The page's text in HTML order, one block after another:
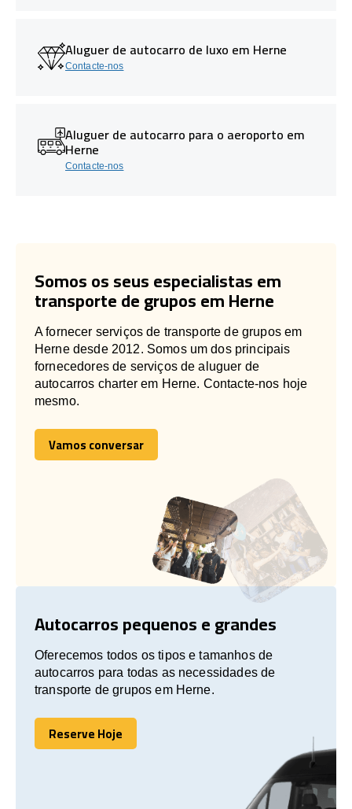
Aluguer de autocarro de luxo em Herne
Contacte-nos
Aluguer de autocarro para o aeroporto em
Herne
Contacte-nos
Somos os seus especialistas em
transporte de grupos em Herne
A fornecer serviços de transporte de grupos em
Herne desde 2012. Somos um dos principais
fornecedores de serviços de aluguer de
autocarros charter em Herne. Contacte-nos hoje
mesmo.
Vamos conversar
Vamos conversar
Autocarros pequenos e grandes
Oferecemos todos os tipos e tamanhos de
autocarros para todas as necessidades de
transporte de grupos em Herne.
Reserve Hoje
Reserve Hoje